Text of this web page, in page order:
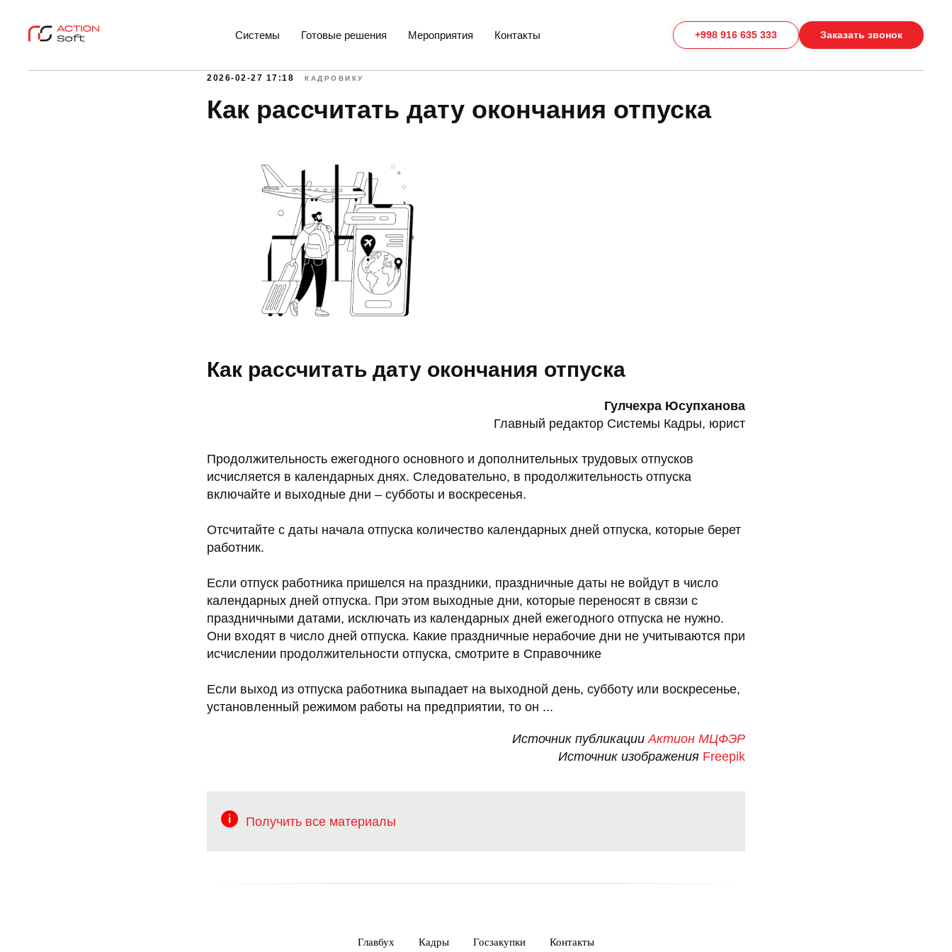
Системы Готовые решения Мероприятия Контакты +998 916 635 333 Заказать звонок
2026-02-27 17:18 КАДРОВИКУ
Как рассчитать дату окончания отпуска
Как рассчитать дату окончания отпуска
Гулчехра Юсупханова
Главный редактор Системы Кадры, юрист
Продолжительность ежегодного основного и дополнительных трудовых отпусков
исчисляется в календарных днях. Следовательно, в продолжительность отпуска
включайте и выходные дни – субботы и воскресенья.
Отсчитайте с даты начала отпуска количество календарных дней отпуска, которые берет
работник.
Если отпуск работника пришелся на праздники, праздничные даты не войдут в число
календарных дней отпуска. При этом выходные дни, которые переносят в связи с
праздничными датами, исключать из календарных дней ежегодного отпуска не нужно.
Они входят в число дней отпуска. Какие праздничные нерабочие дни не учитываются при
исчислении продолжительности отпуска, смотрите в Справочнике
Если выход из отпуска работника выпадает на выходной день, субботу или воскресенье,
установленный режимом работы на предприятии, то он ...
Источник публикацииАктион МЦФЭР
Источник изображения Freepik
Получить все материалы
Главбух Кадры Госзакупки Контакты